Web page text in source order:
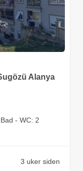
Alanya
Bad - WC: 2
3 uker siden